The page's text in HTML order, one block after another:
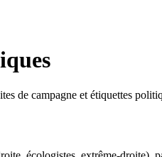
de campagne et étiquettes